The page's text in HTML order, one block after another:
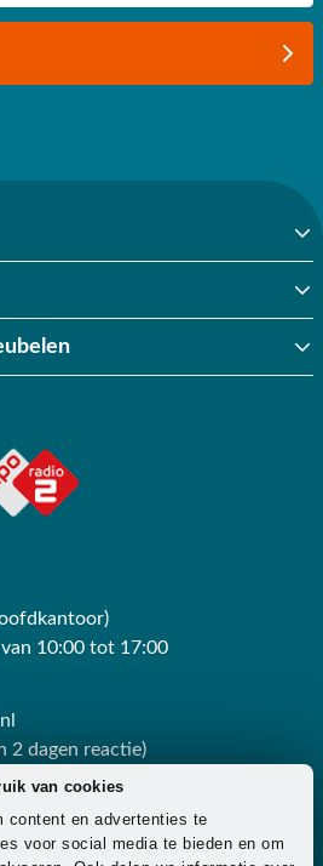
van cookies
content en advertenties te
voor social media te bieden en om
10:00 tot 17:00
2 dagen reactie)
3 uur reactie)